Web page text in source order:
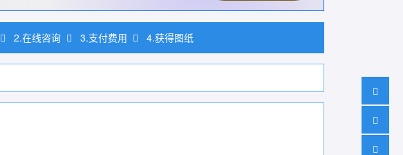
2.在线咨询 3.支付费用 4.获得图纸